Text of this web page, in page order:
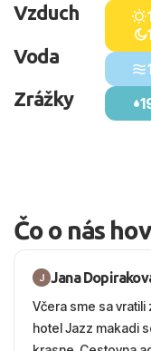
Vzduch
Voda
Zrážky
Čo o nás
Jana
Včera sme sa
hotel Jazz makadi